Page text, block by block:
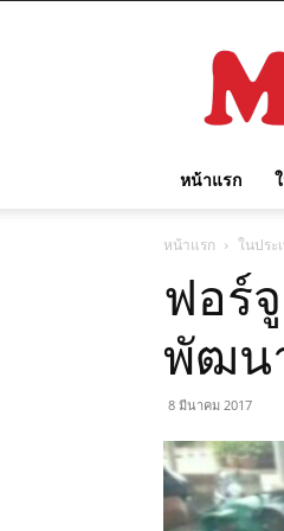
หน้าแรก
หน้าแรก ในประ
ฟอร์
พัฒน
8 มีนาคม 2017